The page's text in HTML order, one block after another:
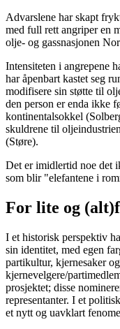
Advarslene har skapt
med full rett angriper en
olje- og gassnasjonen
Intensiteten i angrepene
har åpenbart kastet seg
modifisere sin støtte til
den person er enda ikke
kontinentalsokkel
skuldrene til
(Støre).
Det er imidlertid noe det
som blir "elefantene i
For lite og
I et historisk perspektiv
sin identitet, med egen
partikultur, kjernesaker
kjernevelgere/
prosjektet; disse
representanter. I et
et nytt og uavklart